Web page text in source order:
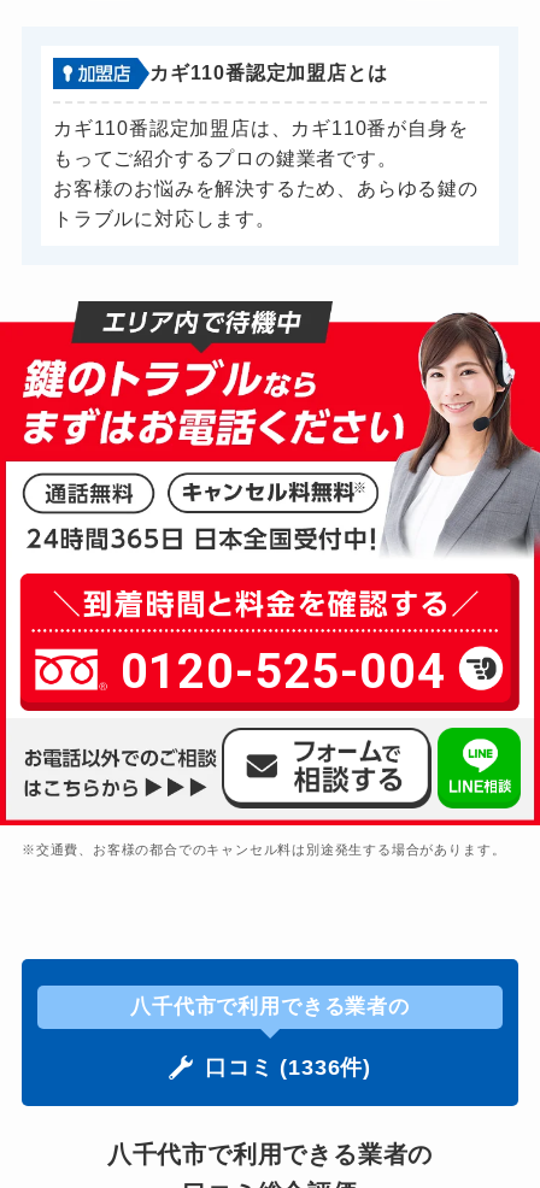
スーツケースカギ開け 8,800円～(税込)
スーツケースカギ作成
金庫カギ開け 14,300円～(税込)
金庫カギ修理 11,000円～(税込)
金庫カギ交換
ドアノブカギ開け 10,780円～(税込)
ドアノブカギ作成 8,800円～(税込)
ドアノブカギ交換 11,000円～(税込)
カギ110番認定加盟店とは
カギ110番認定加盟店は、カギ110番が自身を
もってご紹介するプロの鍵業者です。
お客様のお悩みを解決するため、あらゆる鍵の
トラブルに対応します。
0120-525-004
※交通費、お客様の都合でのキャンセル料は別途発生する場合があります。
八千代市で利用できる業者の
口コミ (1336件)
八千代市で利用できる業者の